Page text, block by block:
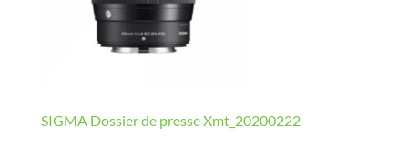
SIGMA Dossier de presse Xmt_20200222